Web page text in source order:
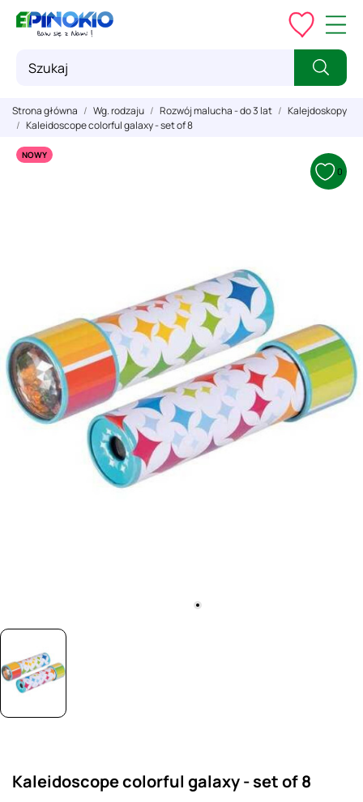
Strona główna Wg. rodzaju Rozwój malucha - do 3 lat
Kalejdoskopy
Kaleidoscope colorful galaxy - set of 8
NOWY
0
Kaleidoscope colorful galaxy - set of 8